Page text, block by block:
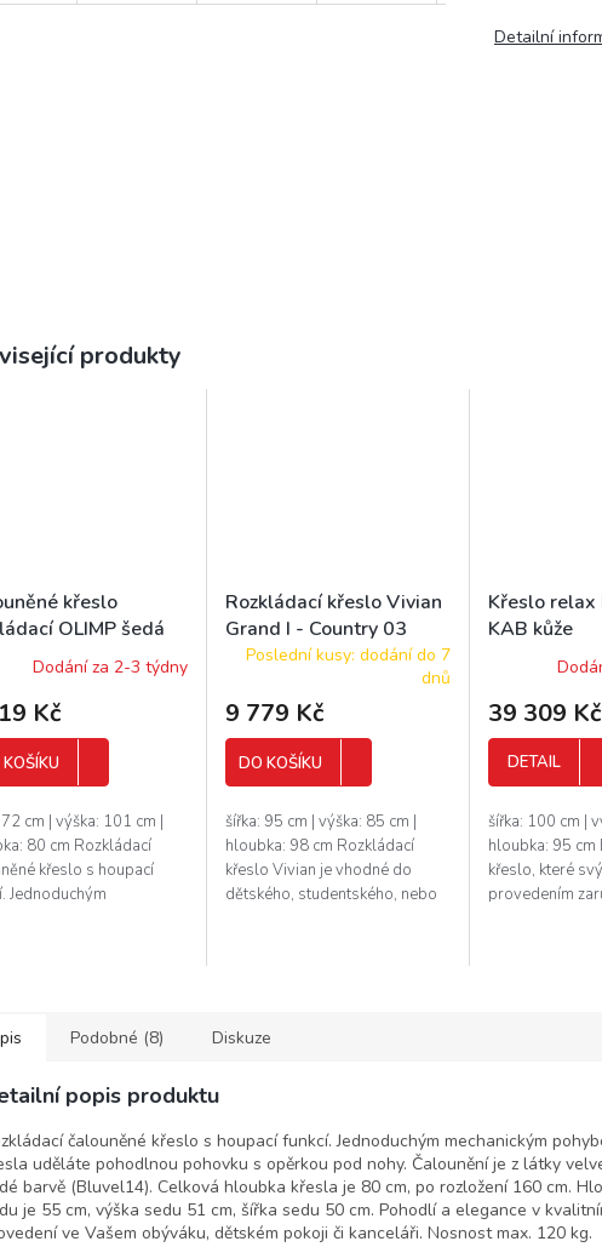
Detailní
produkty
křeslo
OLIMP šedá
Dodání za 2-3 týdny
Kč
cm | výška: 101 cm |
80 cm Rozkládací
křeslo s houpací
Jednoduchým
Rozkládací křeslo Vivian
Grand I - Country 03
Poslední kusy: dodání do 7
dnů
9 779 Kč
DO KOŠÍKU
šířka: 95 cm | výška: 85 cm |
hloubka: 98 cm Rozkládací
křeslo Vivian je vhodné do
dětského, studentského, nebo
Křeslo relax
KAB kůže
39 309 Kč
DETAIL
šířka: 100 cm |
hloubka: 95 cm
křeslo, které
provedením
Podobné (8) Diskuze
popis produktu
čalouněné křeslo s houpací funkcí. Jednoduchým mechanickým
uděláte pohodlnou pohovku s opěrkou pod nohy. Čalounění je z látky
barvě (Bluvel14). Celková hloubka křesla je 80 cm, po rozložení 160 cm.
je 55 cm, výška sedu 51 cm, šířka sedu 50 cm. Pohodlí a elegance v
ve Vašem obýváku, dětském pokoji či kanceláři. Nosnost max. 120 kg.